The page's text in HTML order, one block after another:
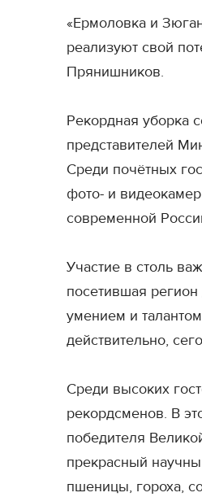
«Ермоловка и
реализуют свой
Прянишников.
Рекордная уборка
представителей
Среди почётных
фото- и
современной
Участие в столь
посетившая
умением и
действительно,
Среди высоких
рекордсменов. В
победителя
прекрасный
пшеницы, гороха,